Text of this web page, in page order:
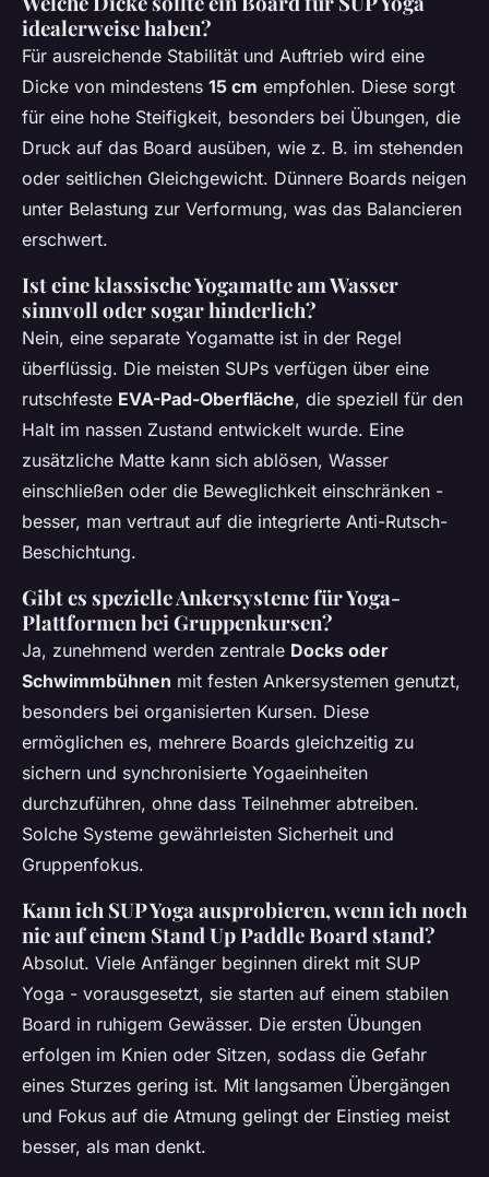
idealerweise haben?
Für ausreichende Stabilität und Auftrieb wird eine
Dicke von mindestens 15 cm empfohlen. Diese sorgt
für eine hohe Steifigkeit, besonders bei Übungen, die
Druck auf das Board ausüben, wie z. B. im stehenden
oder seitlichen Gleichgewicht. Dünnere Boards neigen
unter Belastung zur Verformung, was das Balancieren
erschwert.
Ist eine klassische Yogamatte am Wasser
sinnvoll oder sogar hinderlich?
Nein, eine separate Yogamatte ist in der Regel
überflüssig. Die meisten SUPs verfügen über eine
rutschfeste EVA-Pad-Oberfläche, die speziell für den
Halt im nassen Zustand entwickelt wurde. Eine
zusätzliche Matte kann sich ablösen, Wasser
einschließen oder die Beweglichkeit einschränken -
besser, man vertraut auf die integrierte Anti-Rutsch-
Beschichtung.
Gibt es spezielle Ankersysteme für Yoga-
Plattformen bei Gruppenkursen?
Ja, zunehmend werden zentrale Docks oder
Schwimmbühnen mit festen Ankersystemen genutzt,
besonders bei organisierten Kursen. Diese
ermöglichen es, mehrere Boards gleichzeitig zu
sichern und synchronisierte Yogaeinheiten
durchzuführen, ohne dass Teilnehmer abtreiben.
Solche Systeme gewährleisten Sicherheit und
Gruppenfokus.
Kann ich SUP Yoga ausprobieren, wenn ich noch
nie auf einem Stand Up Paddle Board stand?
Absolut. Viele Anfänger beginnen direkt mit SUP
Yoga - vorausgesetzt, sie starten auf einem stabilen
Board in ruhigem Gewässer. Die ersten Übungen
erfolgen im Knien oder Sitzen, sodass die Gefahr
eines Sturzes gering ist. Mit langsamen Übergängen
und Fokus auf die Atmung gelingt der Einstieg meist
besser, als man denkt.